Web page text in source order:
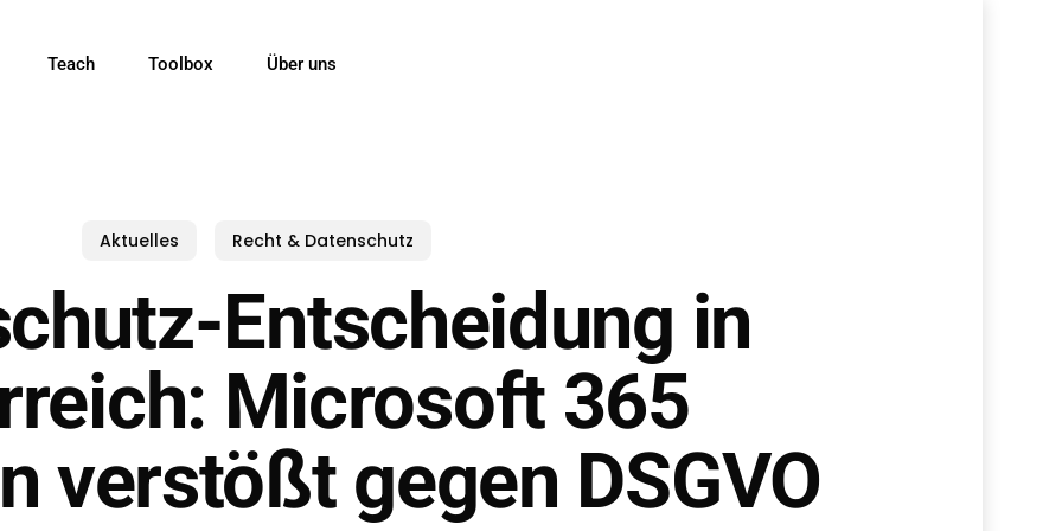
Teach Toolbox Über uns
Aktuelles Recht & Datenschutz
Entscheidung in
Microsoft 365
verstößt gegen DSGVO